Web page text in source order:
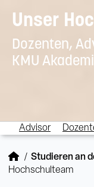
Unser
Dozenten,
KMU
Advisor
Studieren an
Hochschulteam